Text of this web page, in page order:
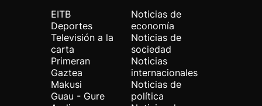
EITB
Deportes
Televisión a la
carta
Primeran
Gaztea
Makusi
Guau - Gure
Noticias de
economía
Noticias de
sociedad
Noticias
internacionales
Noticias de
política